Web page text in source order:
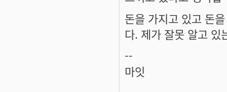
돈을 가지고 있고 돈
다. 제가 잘못 알고 있
--
마잇